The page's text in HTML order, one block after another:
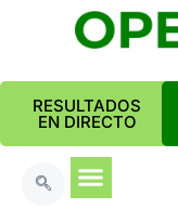
RESULTADOS
EN DIRECTO